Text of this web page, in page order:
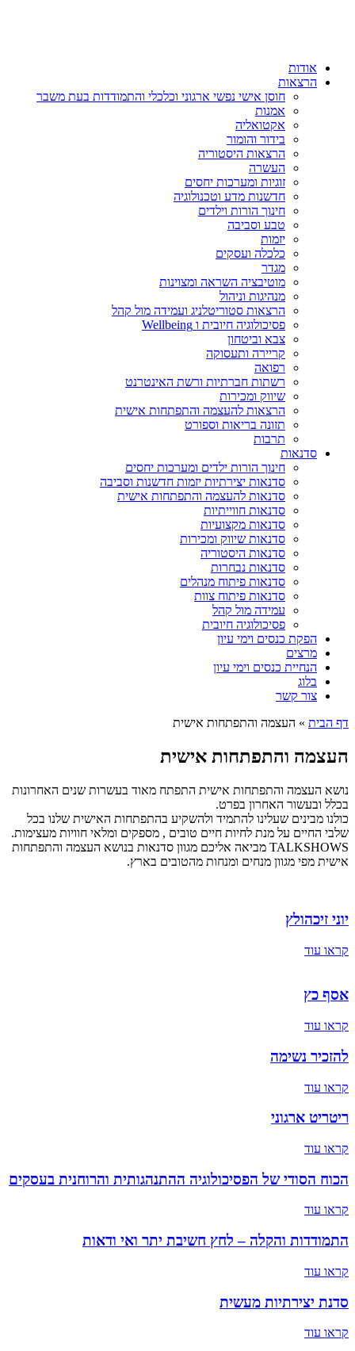
אודות
הרצאות
חוסן אישי נפשי ארגוני וכלכלי והתמודדות בעת משבר
אמנות
אקטואליה
בידור והומור
הרצאות היסטוריה
העשרה
זוגיות ומערכות יחסים
חדשנות מדע וטכנולוגיה
חינוך הורות וילדים
טבע וסביבה
יזמות
כלכלה ועסקים
מגדר
מוטיבציה השראה ומצוינות
מנהיגות וניהול
הרצאות סטוריטלניג ועמידה מול קהל
פסיכולוגיה חיובית ו Wellbeing
צבא וביטחון
קריירה ותעסוקה
רפואה
רשתות חברתיות ורשת האינטרנט
שיווק ומכירות
הרצאות להעצמה והתפתחות אישית
תזונה בריאות וספורט
תרבות
סדנאות
חינוך הורות ילדים ומערכות יחסים
סדנאות יצירתיות יזמות חדשנות וסביבה
סדנאות להעצמה והתפתחות אישית
סדנאות חווייתיות
סדנאות מקצועיות
סדנאות שיווק ומכירות
סדנאות היסטוריה
סדנאות נבחרות
סדנאות פיתוח מנהלים
סדנאות פיתוח צוות
עמידה מול קהל
פסיכולוגיה חיובית
הפקת כנסים וימי עיון
מרצים
הנחיית כנסים וימי עיון
בלוג
צור קשר
דף הבית » העצמה והתפתחות אישית
העצמה והתפתחות אישית
נושא העצמה והתפתחות אישית התפתח מאוד בעשרות שנים האחרונות
בכלל ובעשור האחרון בפרט.
כולנו מבינים שעלינו להתמיד ולהשקיע בהתפתחות האישית שלנו בכל
שלבי החיים על מנת לחיות חיים טובים , מספקים ומלאי חוויות מעצימות.
TALKSHOWS מביאה אליכם מגוון סדנאות בנושא העצמה והתפתחות
אישית מפי מגוון מנחים ומנחות מהטובים בארץ.
יוני זיכהולץ
קראו עוד
אסף כץ
קראו עוד
להזכיר נשימה
קראו עוד
ריטריט ארגוני
קראו עוד
הכוח הסודי של הפסיכולוגיה ההתנהגותית והרוחנית בעסקים
קראו עוד
התמודדות והקלה – לחץ חשיבת יתר ואי ודאות
קראו עוד
סדנת יצירתיות מעשית
קראו עוד